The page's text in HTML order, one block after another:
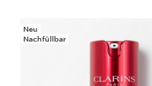
Neu
Nachfüllbar